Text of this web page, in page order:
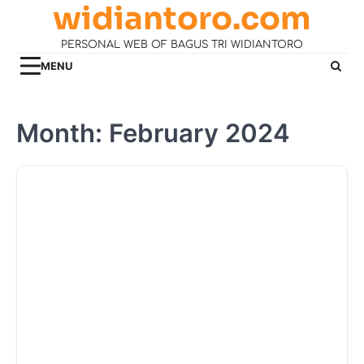
widiantoro.com
PERSONAL WEB OF BAGUS TRI WIDIANTORO
MENU
Month: February 2024